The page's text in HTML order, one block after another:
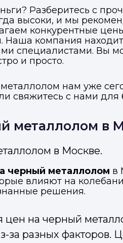
код для входа на
бот — магазины увидят её
прямо в чате.
Telegram
или подайте через форму
бот — магазины увидят её
прямо в чате.
Telegram
или подайте через форму
Разберитесь с
высоки, и мы
конкурентные
Наша компания
специалистами. Вы
и просто.
нам уже
свяжитесь с нами
металлолом в
в Москве.
черный металлолом в
влияют на
решения.
цен на черный
за разных